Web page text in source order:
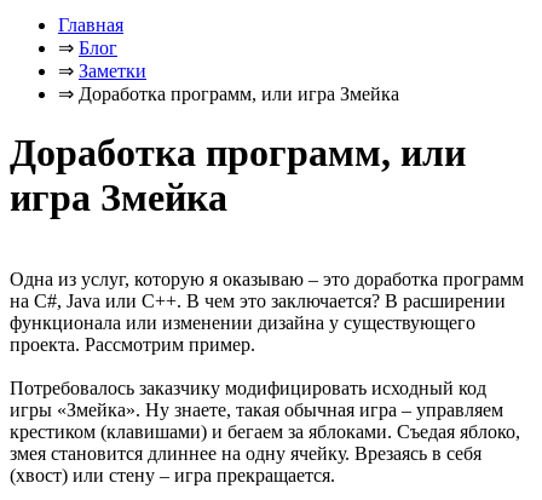
Главная
⇒ Блог
⇒ Заметки
⇒ Доработка программ, или игра Змейка
Доработка программ, или
игра Змейка
Одна из услуг, которую я оказываю – это доработка программ
на C#, Java или C++. В чем это заключается? В расширении
функционала или изменении дизайна у существующего
проекта. Рассмотрим пример.
Потребовалось заказчику модифицировать исходный код
игры «Змейка». Ну знаете, такая обычная игра – управляем
крестиком (клавишами) и бегаем за яблоками. Съедая яблоко,
змея становится длиннее на одну ячейку. Врезаясь в себя
(хвост) или стену – игра прекращается.